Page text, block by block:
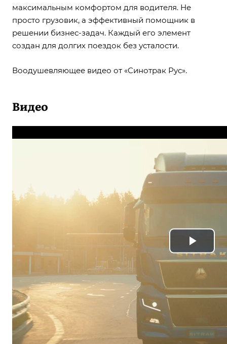
максимальным комфортом для водителя. Не
просто грузовик, а эффективный помощник в
решении бизнес-задач. Каждый его элемент
создан для долгих поездок без усталости.
Воодушевляющее видео от «Синотрак Рус».
Видео
Play